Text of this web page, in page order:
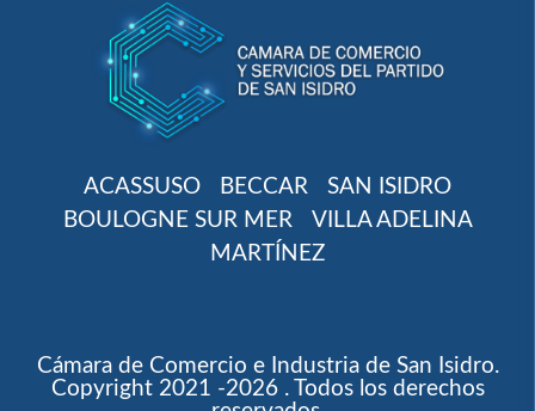
ACASSUSO BECCAR
SAN ISIDRO
BOULOGNE SUR MER
VILLA ADELINA
MARTÍNEZ
Cámara de Comercio e Industria de San Isidro.
Copyright 2021 -2026 . Todos los derechos